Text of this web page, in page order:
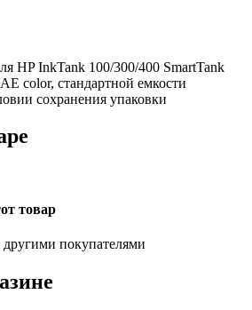
HP InkTank 100/300/400 SmartTank
color, стандартной емкости
сохранения упаковки
товар
покупателями